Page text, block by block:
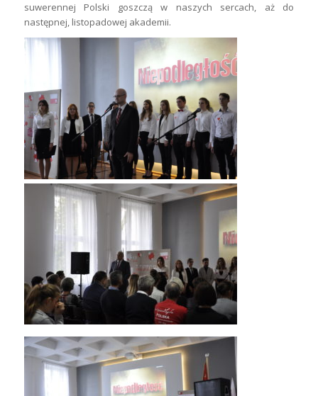
suwerennej Polski goszczą w naszych sercach, aż do
następnej, listopadowej akademii.